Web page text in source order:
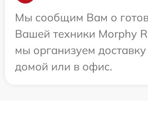
Мы сообщим Вам о
Вашей техники Morphy
мы организуем
домой или в офис.